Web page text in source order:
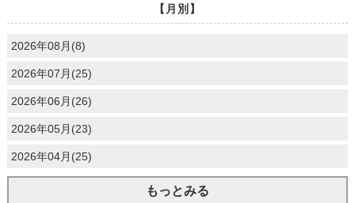
【月別】
2026年08月(8)
2026年07月(25)
2026年06月(26)
2026年05月(23)
2026年04月(25)
もっとみる